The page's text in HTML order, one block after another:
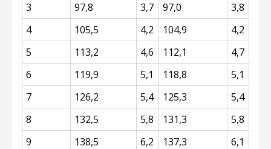
3
97,8 3,7 97,0
3,8
4
105,5 4,2 104,9
4,2
5
113,2 4,6 112,1
4,7
6
119,9 5,1 118,8
5,1
7
126,2 5,4 125,3
5,4
8
132,5 5,8 131,3
5,8
9
138,5 6,2 137,3
6,1